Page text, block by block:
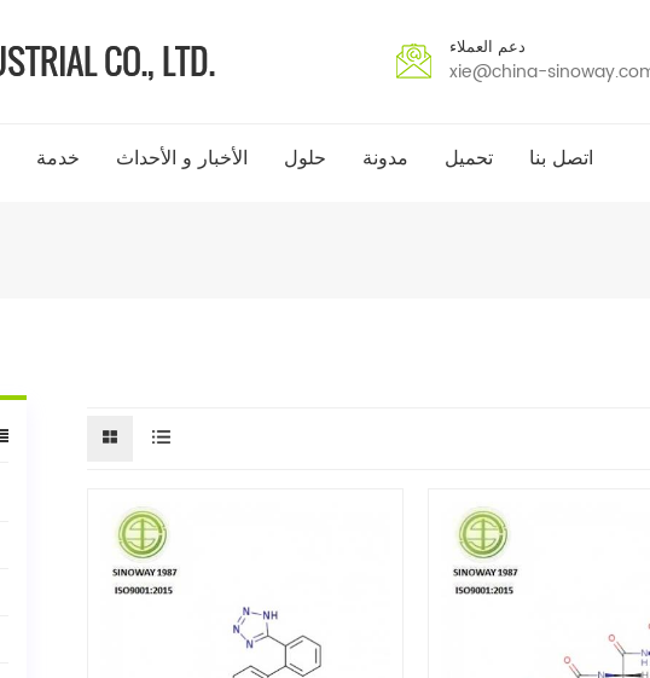
دعم العملاء
xie@china-
خدمة الأخبار و الأحداث حلول مدونة تحميل اتصل بنا